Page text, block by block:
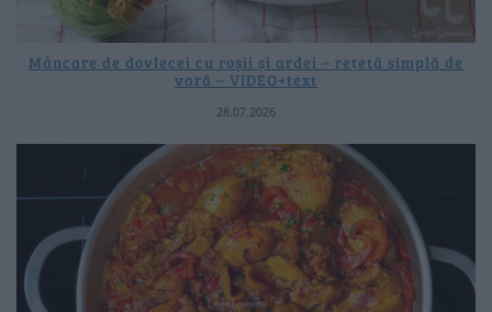
Mâncare de dovlecei cu roșii și ardei – rețetă simplă de
vară – VIDEO+text
28.07.2026